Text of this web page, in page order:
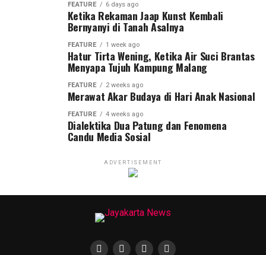
FEATURE 6 days ago
Ketika Rekaman Jaap Kunst Kembali
Bernyanyi di Tanah Asalnya
FEATURE 1 week ago
Hatur Tirta Wening, Ketika Air Suci Brantas
Menyapa Tujuh Kampung Malang
FEATURE 2 weeks ago
Merawat Akar Budaya di Hari Anak Nasional
FEATURE 4 weeks ago
Dialektika Dua Patung dan Fenomena
Candu Media Sosial
ADVERTISEMENT